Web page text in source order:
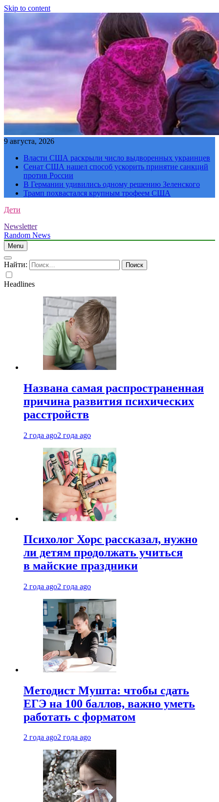
Skip to content
9 августа, 2026
Власти США раскрыли число выдворенных украинцев
Сенат США нашел способ ускорить принятие санкций
против России
В Германии удивились одному решению Зеленского
Трамп похвастался крупным трофеем США
Дети
Newsletter
Random News
Menu
Найти:
Headlines
Названа самая распространенная
причина развития психических
расстройств
2 года ago2 года ago
Психолог Хорс рассказал, нужно
ли детям продолжать учиться
в майские праздники
2 года ago2 года ago
Методист Мушта: чтобы сдать
ЕГЭ на 100 баллов, важно уметь
работать с форматом
2 года ago2 года ago